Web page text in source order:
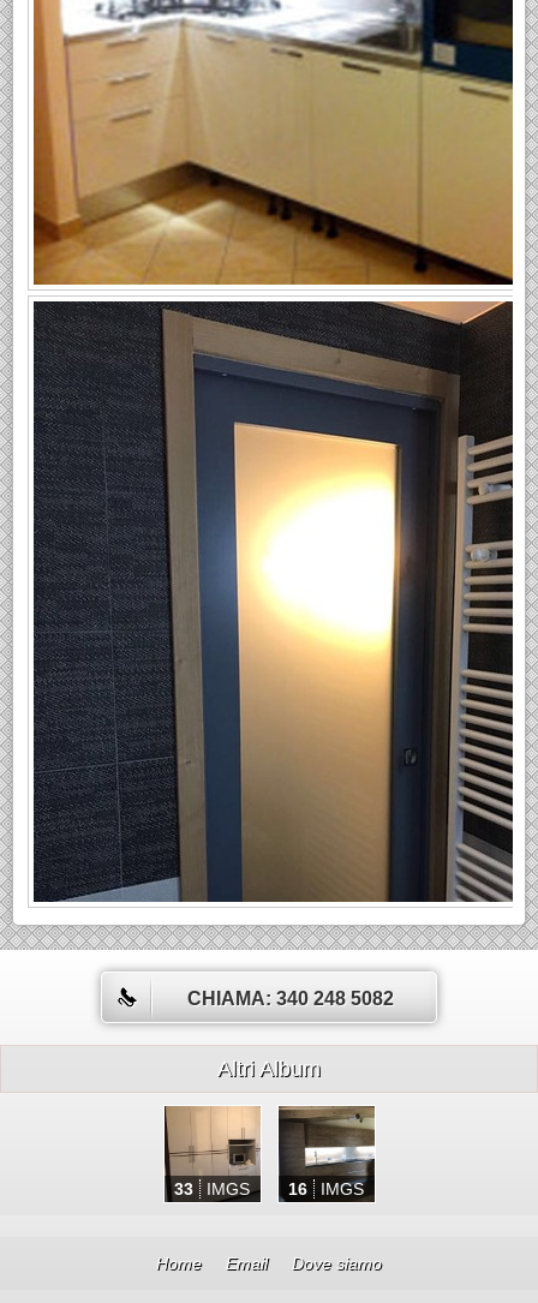
CHIAMA: 340 248 5082
Altri Album
33 IMGS 16 IMGS
Home Email Dove siamo